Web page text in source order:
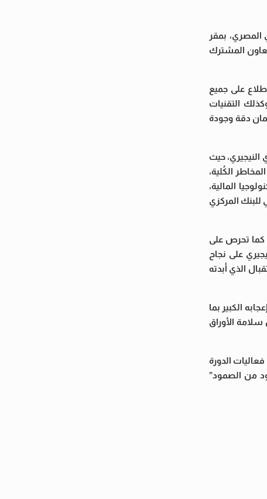
المصري، بمقر
المشترك
على جميع
التقنيات
دقة وجودة
النيجيري، حيث
الكُلية،
المالية،
للبنك المركزي
كما تحرص على
على نجاح
الذي أبدته
الكبير بما
سلامة الأوراق
الدورة
من الصمود”